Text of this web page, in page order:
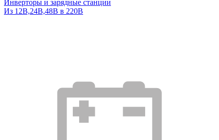
Инверторы и зарядные станции
Из 12В,24В,48В в 220В